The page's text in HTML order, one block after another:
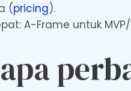
(pricing).
A-Frame untuk